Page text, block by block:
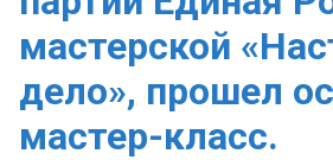
мастерской
дело», прошел
мастер-класс.